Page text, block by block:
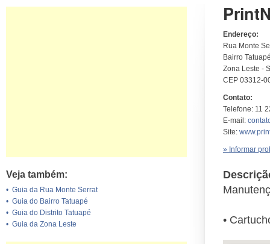
Veja também:
• Guia da Rua Monte Serrat
• Guia do Bairro Tatuapé
• Guia do Distrito Tatuapé
• Guia da Zona Leste
Endereço:
Rua Monte
Bairro
Zona Leste -
CEP 03312-
Contato:
Telefone: 11
E-mail:
Site:
» Informar
•